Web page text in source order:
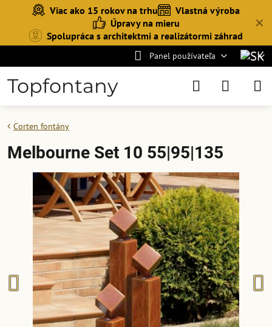
✕
Viac ako 15 rokov na trhu
Vlastná výroba
Úpravy na mieru
Spolupráca s architektmi a realizátormi záhrad
Panel používateľa
Topfontany
Corten fontány
Melbourne Set 10 55|95|135